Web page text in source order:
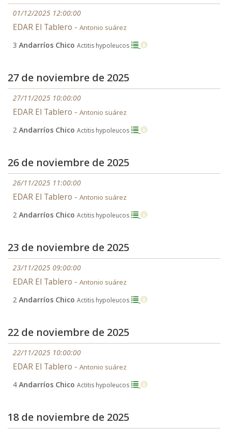
01/12/2025 12:00:00
EDAR El Tablero - Antonio suárez
3 Andarríos Chico Actitis hypoleucos
27 de noviembre de 2025
27/11/2025 10:00:00
EDAR El Tablero - Antonio suárez
2 Andarríos Chico Actitis hypoleucos
26 de noviembre de 2025
26/11/2025 11:00:00
EDAR El Tablero - Antonio suárez
2 Andarríos Chico Actitis hypoleucos
23 de noviembre de 2025
23/11/2025 09:00:00
EDAR El Tablero - Antonio suárez
2 Andarríos Chico Actitis hypoleucos
22 de noviembre de 2025
22/11/2025 10:00:00
EDAR El Tablero - Antonio suárez
4 Andarríos Chico Actitis hypoleucos
18 de noviembre de 2025